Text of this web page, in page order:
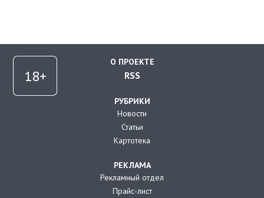
О ПРОЕКТЕ
RSS
РУБРИКИ
Новости
Статьи
Картотека
РЕКЛАМА
Рекламный отдел
Прайс-лист